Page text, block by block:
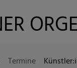
Termine